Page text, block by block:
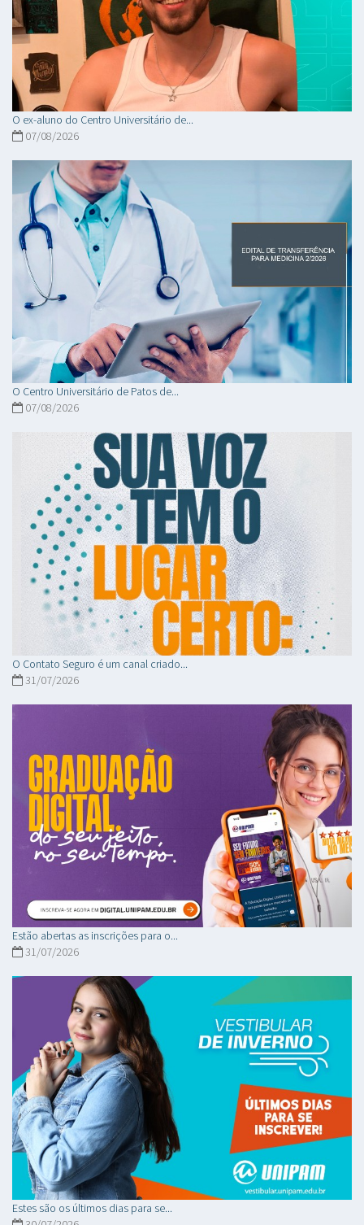
O ex-aluno do Centro Universitário de...
07/08/2026
O Centro Universitário de Patos de...
07/08/2026
O Contato Seguro é um canal criado...
31/07/2026
Estão abertas as inscrições para o...
31/07/2026
Estes são os últimos dias para se...